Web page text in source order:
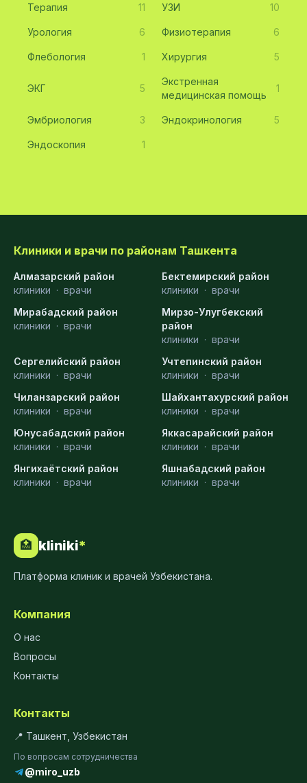
Терапия 11 УЗИ 10
Урология 6 Физиотерапия 6
Флебология 1 Хирургия 5
ЭКГ 5
Экстренная
медицинская помощь
1
Эмбриология 3 Эндокринология 5
Эндоскопия 1
Клиники и врачи по районам Ташкента
Алмазарский район
клиники · врачи
Бектемирский район
клиники · врачи
Мирабадский район
клиники · врачи
Мирзо-Улугбекский
район
клиники · врачи
Сергелийский район
клиники · врачи
Учтепинский район
клиники · врачи
Чиланзарский район
клиники · врачи
Шайхантахурский район
клиники · врачи
Юнусабадский район
клиники · врачи
Яккасарайский район
клиники · врачи
Янгихаётский район
клиники · врачи
Яшнабадский район
клиники · врачи
🏥 kliniki*
Платформа клиник и врачей Узбекистана.
Компания
О нас
Вопросы
Контакты
Контакты
📍 Ташкент, Узбекистан
По вопросам сотрудничества
@miro_uzb